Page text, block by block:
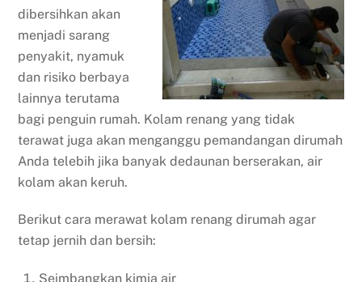
dibersihkan akan
menjadi sarang
penyakit, nyamuk
dan risiko berbaya
lainnya terutama
bagi penguin rumah. Kolam renang yang tidak
terawat juga akan menganggu pemandangan dirumah
Anda telebih jika banyak dedaunan berserakan, air
kolam akan keruh.
Berikut cara merawat kolam renang dirumah agar
tetap jernih dan bersih:
Seimbangkan kimia air